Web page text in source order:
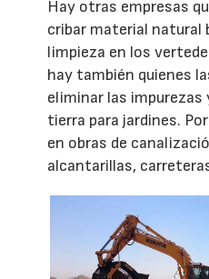
Hay otras empresas
cribar material natural
limpieza en los
hay también quienes
eliminar las
tierra para jardines.
en obras de
alcantarillas,